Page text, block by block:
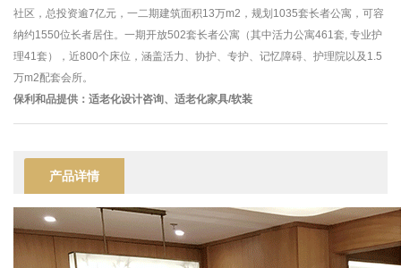
社区，总投资逾7亿元，一二期建筑面积13万m2，规划1035套长者公寓，可容
纳约1550位长者居住。一期开放502套长者公寓（其中活力公寓461套, 专业护
理41套），近800个床位，涵盖活力、协护、专护、记忆障碍、护理院以及1.5
万m2配套会所。
保利和品提供：适老化设计咨询、适老化家具/软装
产品详情